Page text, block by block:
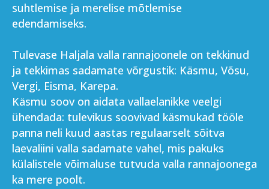
suhtlemise ja merelise mõtlemise
edendamiseks.
Tulevase Haljala valla rannajoonele on tekkinud
ja tekkimas sadamate võrgustik: Käsmu, Võsu,
Vergi, Eisma, Karepa.
Käsmu soov on aidata vallaelanikke veelgi
ühendada: tulevikus soovivad käsmukad tööle
panna neli kuud aastas regulaarselt sõitva
laevaliini valla sadamate vahel, mis pakuks
külalistele võimaluse tutvuda valla rannajoonega
ka mere poolt.